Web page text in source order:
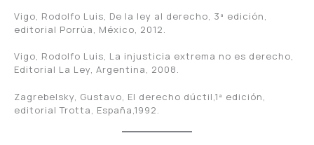
Vigo, Rodolfo Luis, De la ley al derecho, 3ª edición,
editorial Porrúa, México, 2012.
Vigo, Rodolfo Luis, La injusticia extrema no es derecho,
Editorial La Ley, Argentina, 2008.
Zagrebelsky, Gustavo, El derecho dúctil,1ª edición,
editorial Trotta, España,1992.